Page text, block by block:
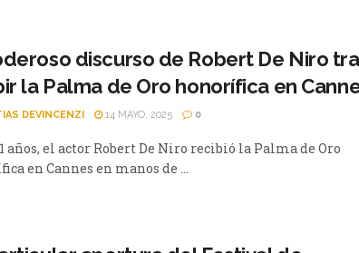
discurso de Robert De Niro
la Palma de Oro honorífica en
DEVINCENZI 14 MAYO, 2025 0
años, el actor Robert De Niro recibió la Palma de Oro
en Cannes en manos de ...